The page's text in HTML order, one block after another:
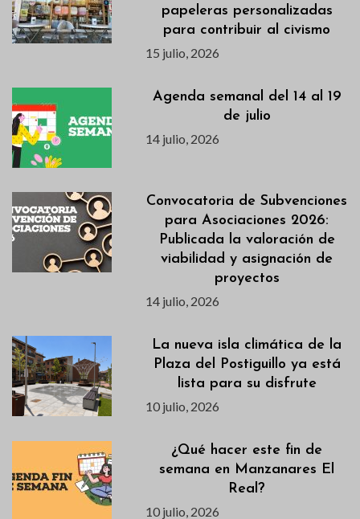
papeleras personalizadas
para contribuir al civismo
15 julio, 2026
Agenda semanal del 14 al 19
de julio
14 julio, 2026
Convocatoria de Subvenciones
para Asociaciones 2026:
Publicada la valoración de
viabilidad y asignación de
proyectos
14 julio, 2026
La nueva isla climática de la
Plaza del Postiguillo ya está
lista para su disfrute
10 julio, 2026
¿Qué hacer este fin de
semana en Manzanares El
Real?
10 julio, 2026